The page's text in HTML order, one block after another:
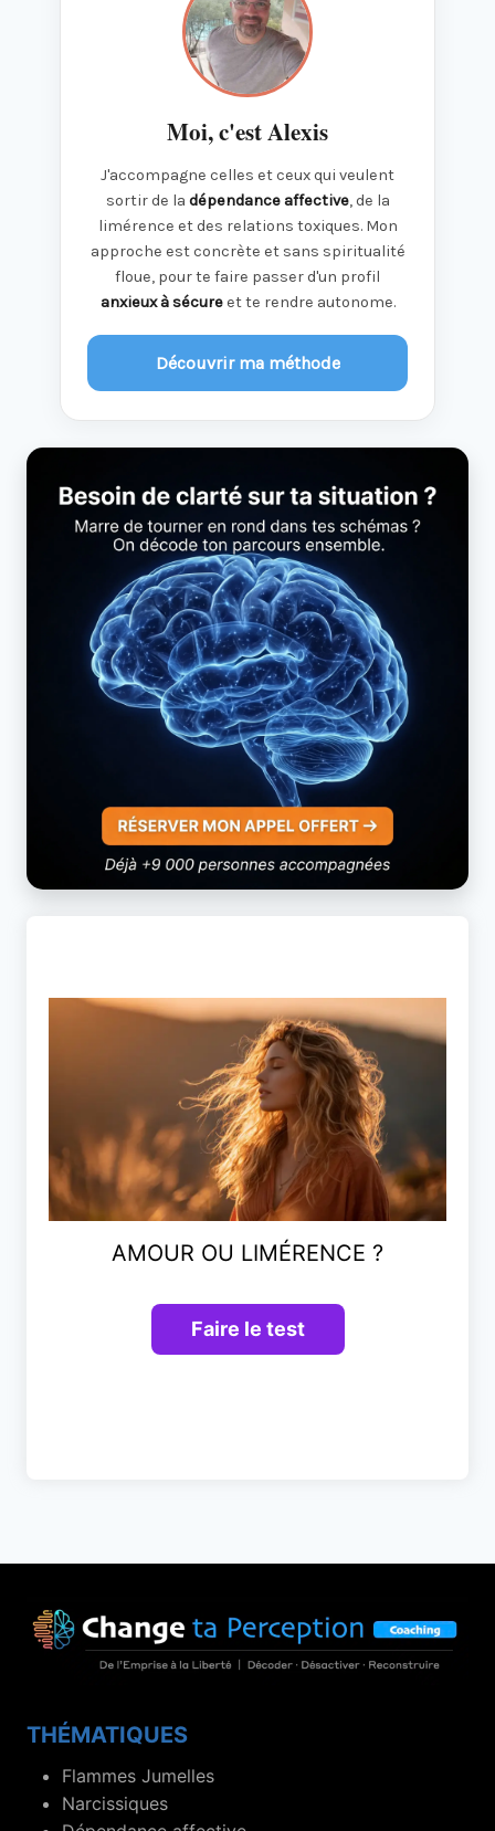
Moi, c'est Alexis
J'accompagne celles et ceux qui veulent
sortir de la dépendance affective, de la
limérence et des relations toxiques. Mon
approche est concrète et sans spiritualité
floue, pour te faire passer d'un profil
anxieux à sécureet te rendre autonome.
Découvrir ma méthode
AMOUR OU LIMÉRENCE ?
THÉMATIQUES
Flammes Jumelles
Narcissiques